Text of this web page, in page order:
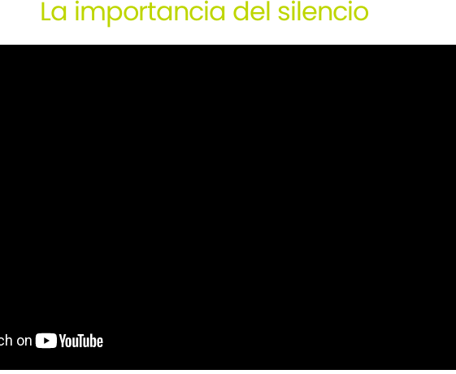
La importancia del silencio